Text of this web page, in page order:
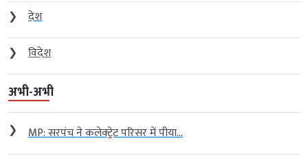
❯
देश
❯
विदेश
अभी-अभी
❯ MP: सरपंच ने कलेक्ट्रेट परिसर में पीया...